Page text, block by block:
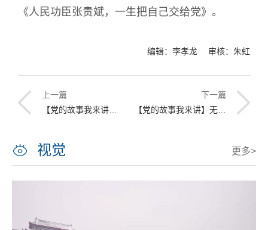
《人民功臣张贵斌，一生把自己交给党》。
编辑：李孝龙 审核：朱虹
上一篇
【党的故事我来讲】党在我身边
下一篇
【党的故事我来讲】无名下的“功与名”
视觉 更多>